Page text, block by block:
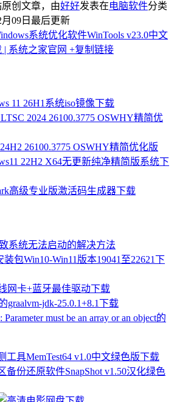
创文章，由好好发表在电脑软件分类
09日最后更新
系统优化软件WinTools v23.0中文
系统之家官网 +复制链接
11 26H1系统iso镜像下载
2024 26100.3775 OSWHY精简优
26100.3775 OSWHY精简优化版
22H2 X64无更新纯净精简版系统下
高级专业版激活码生成器下载
系统无法启动的解决方法
包Win10-Win11版本19041至22621下
网卡+蓝牙最佳驱动下载
graalvm-jdk-25.0.1+8.1下载
must be an array or an object的
工具MemTest64 v1.0中文绿色版下载
备份还原软件SnapShot v1.50汉化绿色